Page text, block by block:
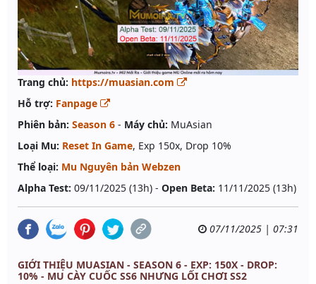
Trang chủ: https://muasian.com
Hỗ trợ: Fanpage
Phiên bản: Season 6 - Máy chủ: MuAsian
Loại Mu: Reset In Game, Exp 150x, Drop 10%
Thể loại: Mu Nguyên bản Webzen
Alpha Test: 09/11/2025 (13h) - Open Beta: 11/11/2025 (13h)
07/11/2025 | 07:31
GIỚI THIỆU MUASIAN - SEASON 6 - EXP: 150X - DROP:
10% - MU CÀY CUỐC SS6 NHƯNG LỐI CHƠI SS2